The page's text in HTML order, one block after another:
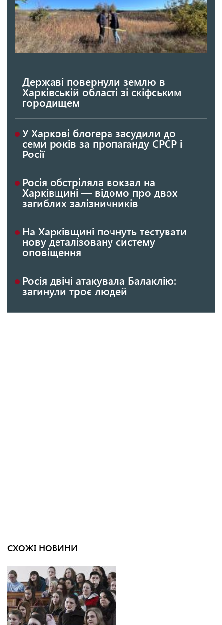
Державі повернули землю в
Харківській області зі скіфським
городищем
У Харкові блогера засудили до
семи років за пропаганду СРСР і
Росії
Росія обстріляла вокзал на
Харківщині — відомо про двох
загиблих залізничників
На Харківщині почнуть тестувати
нову деталізовану систему
оповіщення
Росія двічі атакувала Балаклію:
загинули троє людей
СХОЖІ НОВИНИ